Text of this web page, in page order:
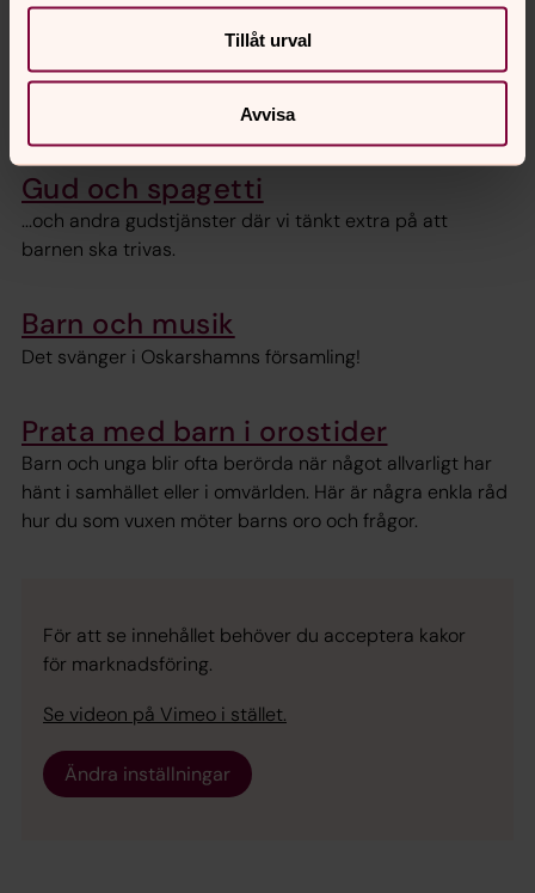
Tillåt urval
Avvisa
sjunga och pyssla. Mellanmål.
Kontakt: Hanna Forneheim 0491-78 42 48
hanna.forneheim@svenskakyrkan.se
Gud och spagetti
...och andra gudstjänster där vi tänkt extra på att
barnen ska trivas.
Barn och musik
Det svänger i Oskarshamns församling!
Prata med barn i orostider
Barn och unga blir ofta berörda när något allvarligt har
hänt i samhället eller i omvärlden. Här är några enkla råd
hur du som vuxen möter barns oro och frågor.
För att se innehållet behöver du acceptera kakor
för marknadsföring.
Se videon på Vimeo i stället.
Ändra inställningar